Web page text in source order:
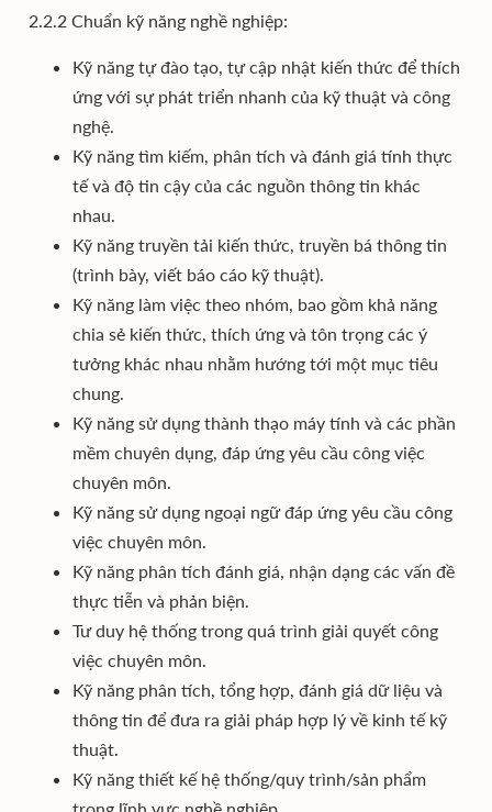
2.2.2 Chuẩn kỹ năng nghề nghiệp:
Kỹ năng tự đào tạo, tự cập nhật kiến thức để thích
ứng với sự phát triển nhanh của kỹ thuật và công
nghệ.
Kỹ năng tìm kiếm, phân tích và đánh giá tính thực
tế và độ tin cậy của các nguồn thông tin khác
nhau.
Kỹ năng truyền tải kiến thức, truyền bá thông tin
(trình bày, viết báo cáo kỹ thuật).
Kỹ năng làm việc theo nhóm, bao gồm khả năng
chia sẻ kiến thức, thích ứng và tôn trọng các ý
tưởng khác nhau nhằm hướng tới một mục tiêu
chung.
Kỹ năng sử dụng thành thạo máy tính và các phần
mềm chuyên dụng, đáp ứng yêu cầu công việc
chuyên môn.
Kỹ năng sử dụng ngoại ngữ đáp ứng yêu cầu công
việc chuyên môn.
Kỹ năng phân tích đánh giá, nhận dạng các vấn đề
thực tiễn và phản biện.
Tư duy hệ thống trong quá trình giải quyết công
việc chuyên môn.
Kỹ năng phân tích, tổng hợp, đánh giá dữ liệu và
thông tin để đưa ra giải pháp hợp lý về kinh tế kỹ
thuật.
Kỹ năng thiết kế hệ thống/quy trình/sản phẩm